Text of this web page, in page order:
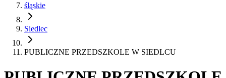
śląskie
Siedlec
PUBLICZNE PRZEDSZKOLE W SIEDLCU